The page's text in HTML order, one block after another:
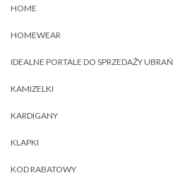
HOME
HOMEWEAR
IDEALNE PORTALE DO SPRZEDAŻY UBRAŃ
KAMIZELKI
KARDIGANY
KLAPKI
KOD RABATOWY